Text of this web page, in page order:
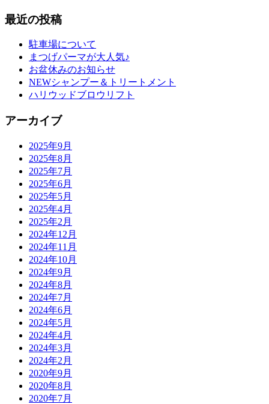
最近の投稿
駐車場について
まつげパーマが大人気♪
お盆休みのお知らせ
NEWシャンプー＆トリートメント
ハリウッドブロウリフト
アーカイブ
2025年9月
2025年8月
2025年7月
2025年6月
2025年5月
2025年4月
2025年2月
2024年12月
2024年11月
2024年10月
2024年9月
2024年8月
2024年7月
2024年6月
2024年5月
2024年4月
2024年3月
2024年2月
2020年9月
2020年8月
2020年7月